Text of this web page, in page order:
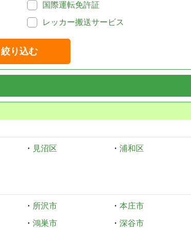
国際運転免許証
レッカー搬送サービス
絞り込む
・ 見沼区 ・ 浦和区
・ 所沢市 ・ 本庄市
・ 鴻巣市 ・ 深谷市